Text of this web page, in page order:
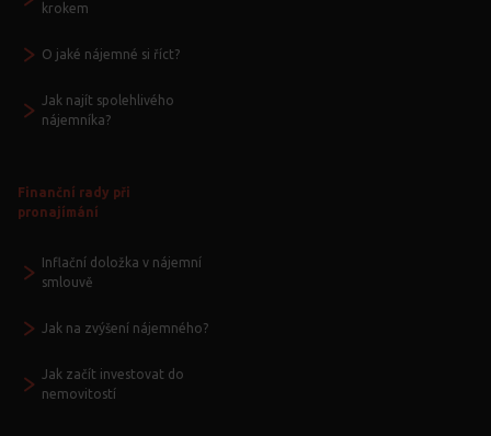
krokem
O jaké nájemné si říct?
Jak najít spolehlivého
nájemníka?
Finanční rady při
pronajímání
Inflační doložka v nájemní
smlouvě
Jak na zvýšení nájemného?
Jak začít investovat do
nemovitostí